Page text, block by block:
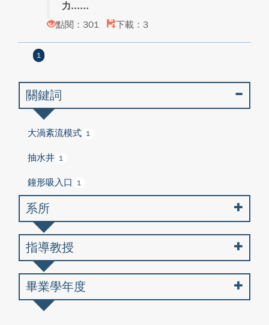
力...
點閱：301
下載：3
1
關鍵詞
大渦紊流模式 1
抽水井 1
鐘形吸入口 1
系所
指導教授
畢業學年度